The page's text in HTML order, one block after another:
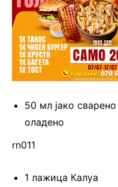
50 мл јако
оладено
rn011
1 лажица Калуа